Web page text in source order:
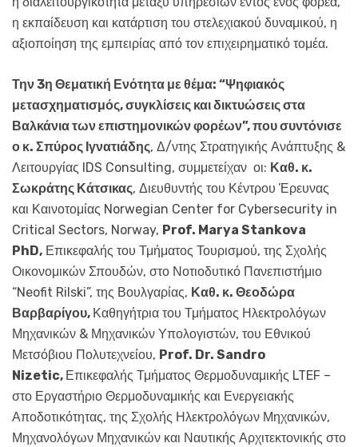
η εκπαίδευση και κατάρτιση του στελεχιακού δυναμικού, η
αξιοποίηση της εμπειρίας από τον επιχειρηματικό τομέα.
Την 3η Θεματική Ενότητα με θέμα: “Ψηφιακός
μετασχηματισμός, συγκλίσεις και δικτυώσεις στα
Βαλκάνια των επιστημονικών φορέων”, που συντόνισε
ο κ. Σπύρος Ιγνατιάδης, Δ/ντης Στρατηγικής Ανάπτυξης &
Λειτουργίας IDS Consulting, συμμετείχαν οι: Καθ. κ.
Σωκράτης Κάτσικας, Διευθυντής του Κέντρου Έρευνας
και Καινοτομίας Norwegian Center for Cybersecurity in
Critical Sectors, Norway, Prof. Marya Stankova
PhD, Επικεφαλής του Τμήματος Τουρισμού, της Σχολής
Οικονομικών Σπουδών, στο Νοτιοδυτικό Πανεπιστήμιο
“Neofit Rilski”, της Βουλγαρίας, Καθ. κ. Θεοδώρα
Βαρβαρίγου, Καθηγήτρια του Τμήματος Ηλεκτρολόγων
Μηχανικών & Μηχανικών Υπολογιστών, του Εθνικού
Μετσόβιου Πολυτεχνείου, Prof. Dr. Sandro
Nizetic, Επικεφαλής Τμήματος Θερμοδυναμικής LTEF –
στο Εργαστήριο Θερμοδυναμικής και Ενεργειακής
Αποδοτικότητας, της Σχολής Ηλεκτρολόγων Μηχανικών,
Μηχανολόγων Μηχανικών και Ναυτικής Αρχιτεκτονικής στο